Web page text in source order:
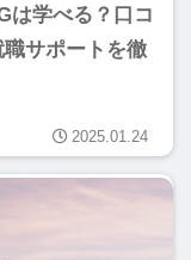
は学べる？口コ
サポートを徹
2025.01.24